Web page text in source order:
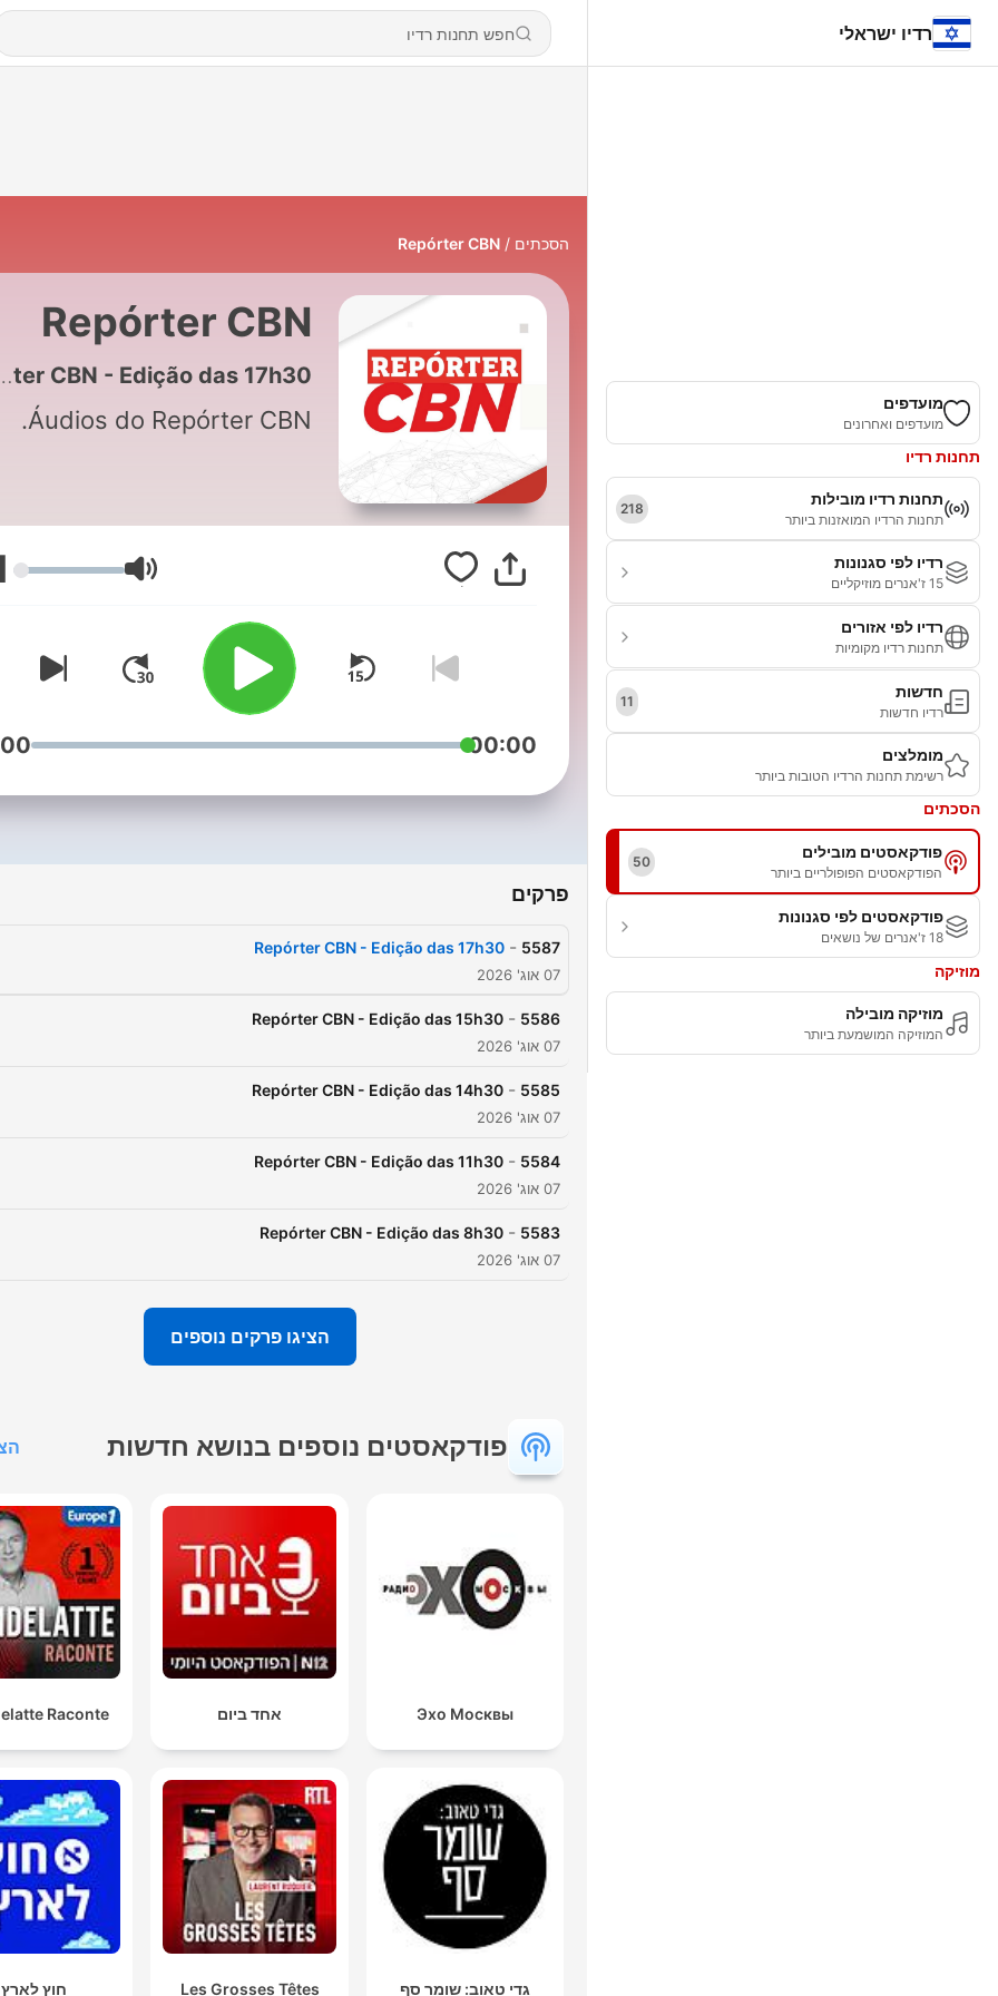
רדיו ישראלי
מועדפים
מועדפים ואחרונים
תחנות רדיו
תחנות רדיו מובילות
תחנות הרדיו המואזנות ביותר
218
רדיו לפי סגנונות
15 ז'אנרים מוזיקליים
רדיו לפי אזורים
תחנות רדיו מקומיות
חדשות
רדיו חדשות
11
מומלצים
רשימת תחנות הרדיו הטובות ביותר
הסכתים
פודקאסטים מובילים
הפודקאסטים הפופולריים ביותר
50
פודקאסטים לפי סגנונות
18 ז'אנרים של נושאים
מוזיקה
מוזיקה מובילה
המוזיקה המושמעת ביותר
הסכתים Repórter CBN
Repórter CBN
5587 - Repórter CBN - Edição das 17h30
Áudios do Repórter CBN.
עוצמת שמע
00:00
פרקים
5587
-
Repórter CBN - Edição das 17h30
07 אוג' 2026
5586
-
Repórter CBN - Edição das 15h30
07 אוג' 2026
5585
-
Repórter CBN - Edição das 14h30
07 אוג' 2026
5584
-
Repórter CBN - Edição das 11h30
07 אוג' 2026
5583
-
Repórter CBN - Edição das 8h30
07 אוג' 2026
הציגו פרקים נוספים
פודקאסטים נוספים בנושא חדשות
Эхо Москвы אחד ביום Raconte
גדי טאוב: שומר סף Les Grosses Têtes חוץ לארץ